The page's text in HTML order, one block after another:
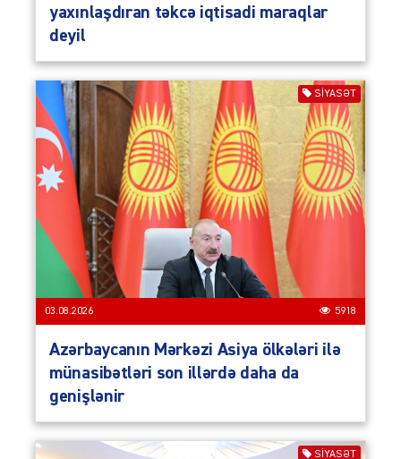
yaxınlaşdıran təkcə iqtisadi maraqlar
deyil
SIYASƏT
03.08.2026 5918
Azərbaycanın Mərkəzi Asiya ölkələri ilə
münasibətləri son illərdə daha da
genişlənir
SIYASƏT